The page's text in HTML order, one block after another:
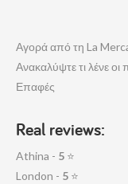
Αγορά από τη La
Ανακαλύψτε τι λένε οι
Επαφές
Real reviews:
Athina - 5 ⭐
London - 5 ⭐